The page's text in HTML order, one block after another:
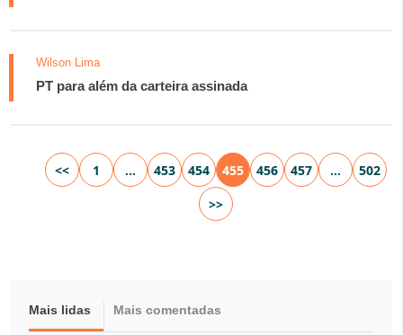
Wilson Lima
PT para além da carteira assinada
<< 1 … 453 454 455 456 457 …
502
>>
Mais lidas Mais comentadas